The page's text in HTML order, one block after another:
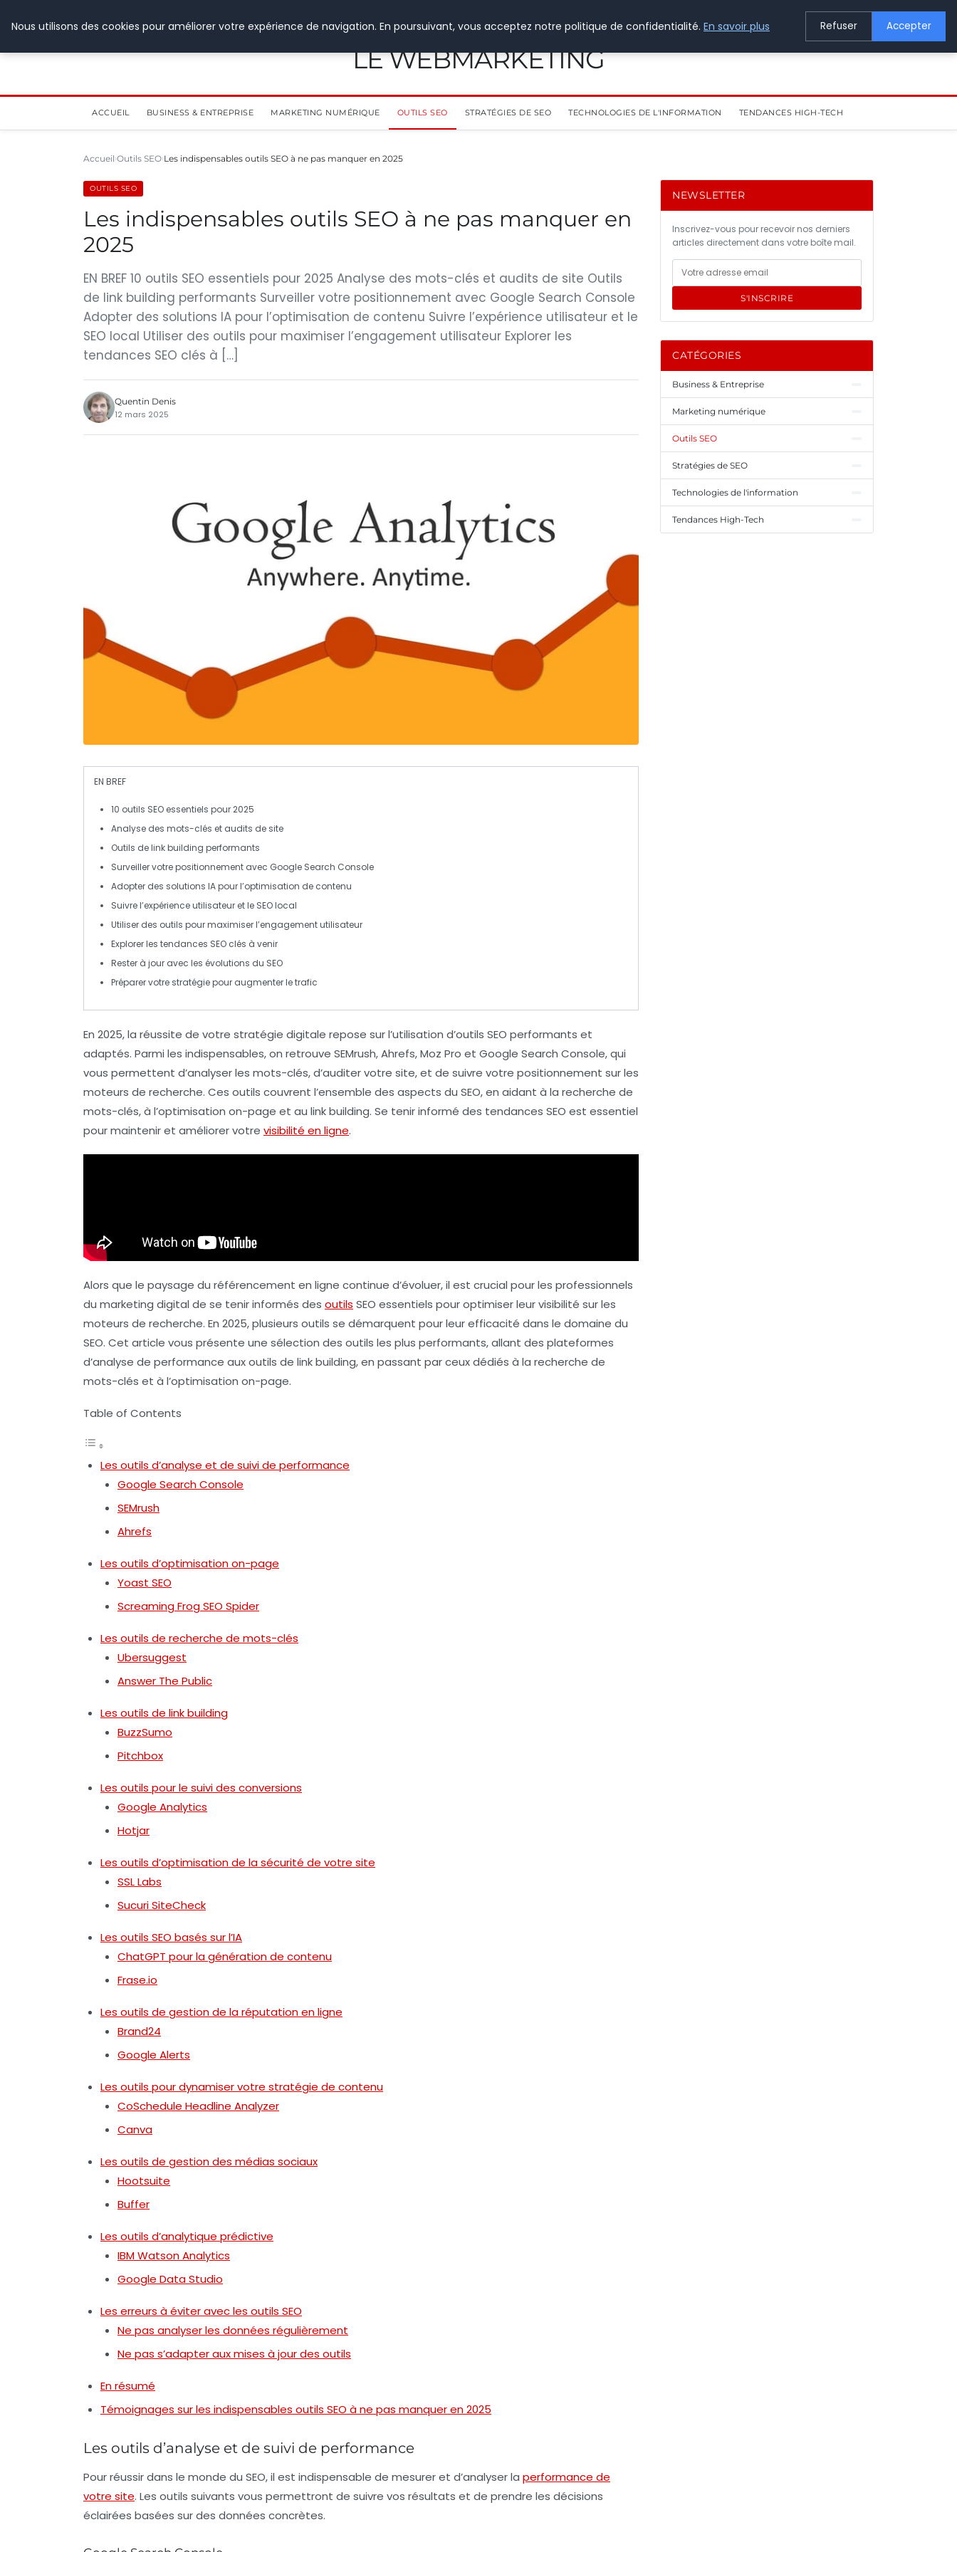
LE WEBMARKETING
ACCUEIL BUSINESS & ENTREPRISE MARKETING NUMÉRIQUE OUTILS SEO STRATÉGIES DE SEO TECHNOLOGIES DE L'INFORMATION TENDANCES HIGH-TECH
Accueil Outils SEO Les indispensables outils SEO à ne pas manquer en 2025
OUTILS SEO
Les indispensables outils SEO à ne pas manquer en
2025
EN BREF 10 outils SEO essentiels pour 2025 Analyse des mots-clés et audits de site Outils
de link building performants Surveiller votre positionnement avec Google Search Console
Adopter des solutions IA pour l’optimisation de contenu Suivre l’expérience utilisateur et le
SEO local Utiliser des outils pour maximiser l’engagement utilisateur Explorer les
tendances SEO clés à […]
Quentin Denis
12 mars 2025
EN BREF
10 outils SEO essentiels pour 2025
Analyse des mots-clés et audits de site
Outils delink building performants
Surveiller votrepositionnement avec Google Search Console
Adopter des solutions IApour l’optimisation de contenu
Suivre l’expérience utilisateur et le SEO local
Utiliser des outils pourmaximiser l’engagement utilisateur
Explorer les tendances SEO clés à venir
Rester à jour avec les évolutions du SEO
Préparer votre stratégie pour augmenter le trafic
En 2025, la réussite de votre stratégie digitale repose sur l’utilisation d’outils SEO performants et
adaptés. Parmi les indispensables, on retrouve SEMrush,Ahrefs,Moz Pro et Google Search Console, qui
vous permettent d’analyser les mots-clés, d’auditer votre site, et de suivre votre positionnement sur les
moteurs de recherche. Ces outils couvrent l’ensemble des aspects du SEO, en aidant à la recherche de
mots-clés, à l’optimisation on-page et au link building. Se tenir informé des tendances SEO est essentiel
pour maintenir et améliorer votre visibilité en ligne.
Alors que le paysage du référencement en ligne continue d’évoluer, il est crucial pour les professionnels
du marketing digital de se tenir informés des outils SEO essentiels pour optimiser leur visibilité sur les
moteurs de recherche. En 2025, plusieurs outils se démarquent pour leur efficacité dans le domaine du
SEO. Cet article vous présente une sélection des outils les plus performants, allant des plateformes
d’analyse de performance aux outils de link building, en passant par ceux dédiés à la recherche de
mots-clés et à l’optimisation on-page.
Table of Contents
Les outils d’analyse et de suivi de performance
Google Search Console
SEMrush
Ahrefs
Les outils d’optimisation on-page
Yoast SEO
Screaming Frog SEO Spider
Les outils de recherche de mots-clés
Ubersuggest
Answer The Public
Les outils de link building
BuzzSumo
Pitchbox
Les outils pour le suivi des conversions
Google Analytics
Hotjar
Les outils d’optimisation de la sécurité de votre site
SSL Labs
Sucuri SiteCheck
Les outils SEO basés sur l’IA
ChatGPT pour la génération de contenu
Frase.io
Les outils de gestion de la réputation en ligne
Brand24
Google Alerts
Les outils pour dynamiser votre stratégie de contenu
CoSchedule Headline Analyzer
Canva
Les outils de gestion des médias sociaux
Hootsuite
Buffer
Les outils d’analytique prédictive
IBM Watson Analytics
Google Data Studio
Les erreurs à éviter avec les outils SEO
Ne pas analyser les données régulièrement
Ne pas s’adapter aux mises à jour des outils
En résumé
Témoignages sur les indispensables outils SEO à ne pas manquer en 2025
Les outils d’analyse et de suivi de performance
Pour réussir dans le monde du SEO, il est indispensable de mesurer et d’analyser la performance de
votre site. Les outils suivants vous permettront de suivre vos résultats et de prendre les décisions
éclairées basées sur des données concrètes.
NEWSLETTER
Inscrivez-vous pour recevoir nos derniers
articles directement dans votre boîte mail.
S'INSCRIRE
CATÉGORIES
Business & Entreprise
Marketing numérique
Outils SEO
Stratégies de SEO
Technologies de l'information
Tendances High-Tech
Nous utilisons des cookies pour améliorer votre expérience de navigation. En poursuivant, vous acceptez notre politique de confidentialité. En savoir plus Refuser Accepter